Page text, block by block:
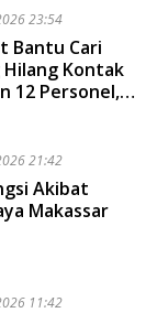
23:54
Bantu Cari
Hilang Kontak
12 Personel,
21:42
Akibat
Makassar
11:42